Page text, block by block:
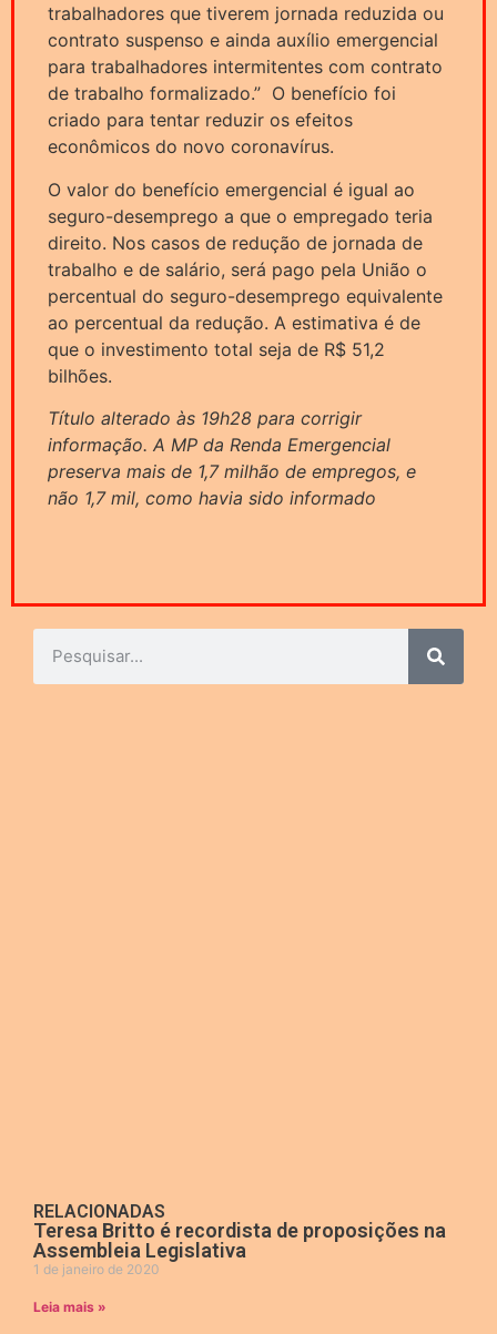
trabalhadores que tiverem jornada reduzida ou
contrato suspenso e ainda auxílio emergencial
para trabalhadores intermitentes com contrato
de trabalho formalizado.” O benefício foi
criado para tentar reduzir os efeitos
econômicos do novo coronavírus.
O valor do benefício emergencial é igual ao
seguro-desemprego a que o empregado teria
direito. Nos casos de redução de jornada de
trabalho e de salário, será pago pela União o
percentual do seguro-desemprego equivalente
ao percentual da redução. A estimativa é de
que o investimento total seja de R$ 51,2
bilhões.
Título alterado às 19h28 para corrigir
informação. A MP da Renda Emergencial
preserva mais de 1,7 milhão de empregos, e
não 1,7 mil, como havia sido informado
RELACIONADAS
Teresa Britto é recordista de proposições na
Assembleia Legislativa
1 de janeiro de 2020
Leia mais »